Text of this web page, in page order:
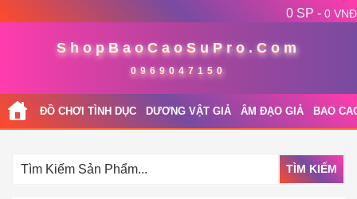
0 SP - 0 VNĐ
ShopBaoCaoSuPro.Com
0969047150
ĐỒ CHƠI TÌNH DỤC DƯƠNG VẬT GIẢ ÂM ĐẠO GIẢ BAO
TÌM KIẾM